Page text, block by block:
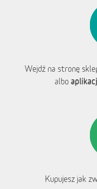
Wejdź na stronę
albo
Kupujesz jak